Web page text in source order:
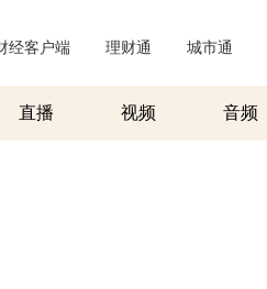
经客户端 理财通 城市通
直播 视频 音频